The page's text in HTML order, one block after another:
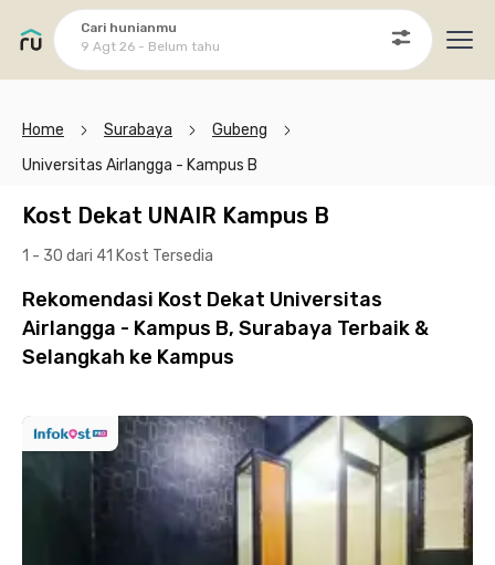
Cari hunianmu
9 Agt 26 - Belum tahu
Home Surabaya
Gubeng
Universitas Airlangga - Kampus B
Kost Dekat UNAIR Kampus B
1 - 30 dari 41 Kost Tersedia
Rekomendasi Kost Dekat Universitas
Airlangga - Kampus B, Surabaya Terbaik &
Selangkah ke Kampus